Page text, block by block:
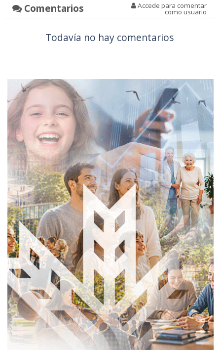
Comentarios Accede para comentar
como usuario
Todavía no hay comentarios